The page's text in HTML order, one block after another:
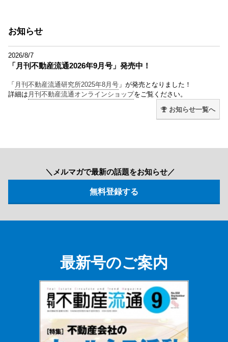
お知らせ
2026/8/7
「月刊不動産流通2026年9月号」発売中！
「 月刊不動産流通研究所2025年8月号 」が発売となりました！
詳細は 月刊不動産流通オンラインショップをご覧ください。
お知らせ一覧へ
＼メルマガで最新の話題をお知らせ／
最新号のご案内